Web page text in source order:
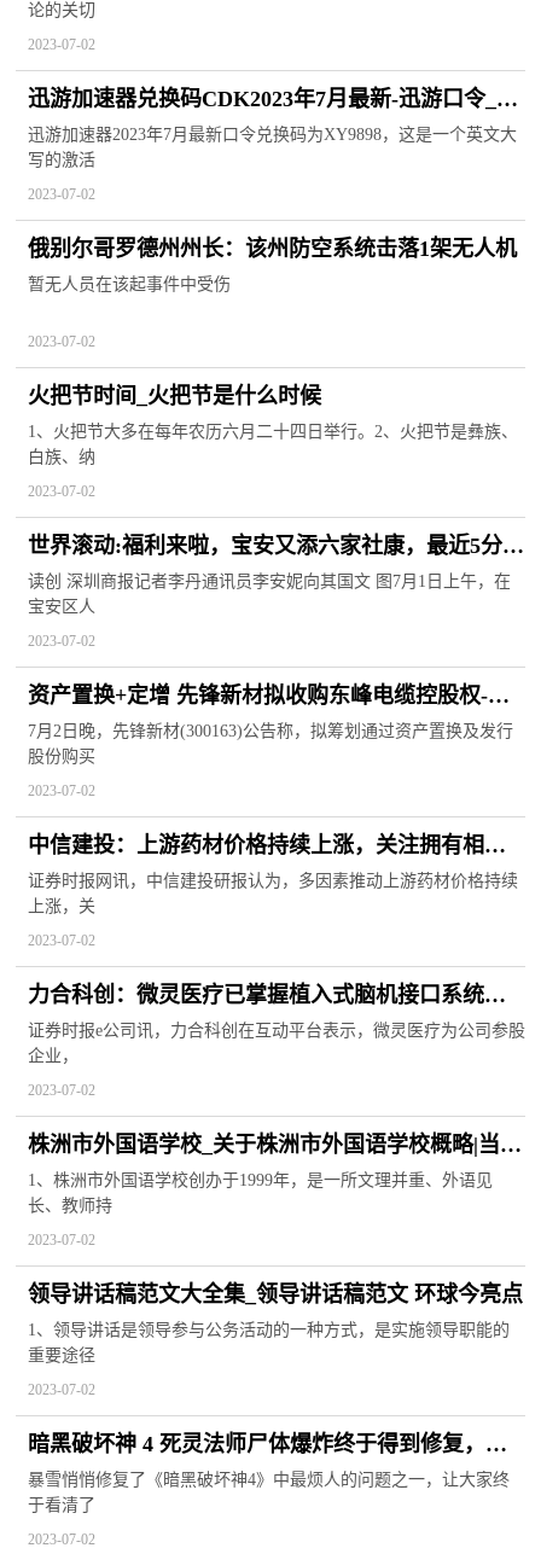
论的关切
2023-07-02
迅游加速器兑换码CDK2023年7月最新-迅游口令_每
日看点
迅游加速器2023年7月最新口令兑换码为XY9898，这是一个英文大
写的激活
2023-07-02
俄别尔哥罗德州州长：该州防空系统击落1架无人机
暂无人员在该起事件中受伤
2023-07-02
火把节时间_火把节是什么时候
1、火把节大多在每年农历六月二十四日举行。2、火把节是彝族、
白族、纳
2023-07-02
世界滚动:福利来啦，宝安又添六家社康，最近5分钟
可达
读创 深圳商报记者李丹通讯员李安妮向其国文 图7月1日上午，在
宝安区人
2023-07-02
资产置换+定增 先锋新材拟收购东峰电缆控股权-环
球时快讯
7月2日晚，先锋新材(300163)公告称，拟筹划通过资产置换及发行
股份购买
2023-07-02
中信建投：上游药材价格持续上涨，关注拥有相关
资源的公司 天天热消息
证券时报网讯，中信建投研报认为，多因素推动上游药材价格持续
上涨，关
2023-07-02
力合科创：微灵医疗已掌握植入式脑机接口系统的
全链条自主技术-世界速读
证券时报e公司讯，力合科创在互动平台表示，微灵医疗为公司参股
企业，
2023-07-02
株洲市外国语学校_关于株洲市外国语学校概略|当前
焦点
1、株洲市外国语学校创办于1999年，是一所文理并重、外语见
长、教师持
2023-07-02
领导讲话稿范文大全集_领导讲话稿范文 环球今亮点
1、领导讲话是领导参与公务活动的一种方式，是实施领导职能的
重要途径
2023-07-02
暗黑破坏神 4 死灵法师尸体爆炸终于得到修复，这
样你就可以真正看到游戏了
暴雪悄悄修复了《暗黑破坏神4》中最烦人的问题之一，让大家终
于看清了
2023-07-02